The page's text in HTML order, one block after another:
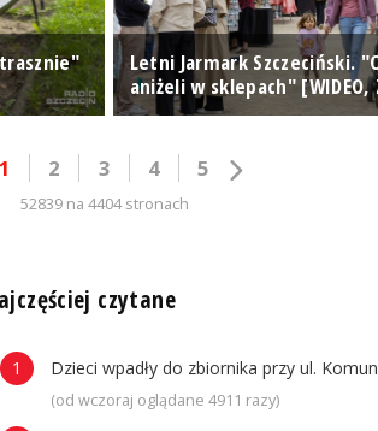
Letni Jarmark Szczeciński.
aniżeli w sklepach" [WIDEO,
1 2 3 4 5
52839 na 4404 stronach
czytane
Dzieci wpadły do zbiornika przy ul.
(od wczoraj oglądane 4911 razy)